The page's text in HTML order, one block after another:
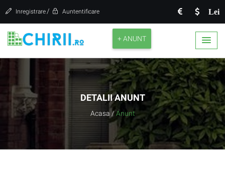
Lei
Inregistrare / Auntentificare
+ ANUNT
DETALII ANUNT
Acasa / Anunt